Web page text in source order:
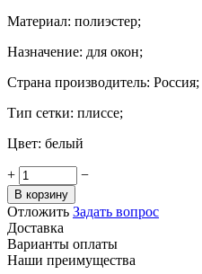
Материал: полиэстер;
Назначение: для окон;
Страна производитель: Россия;
Тип сетки: плиссе;
Цвет: белый
+ −
В корзину
Отложить Задать вопрос
Доставка
Варианты оплаты
Наши преимущества